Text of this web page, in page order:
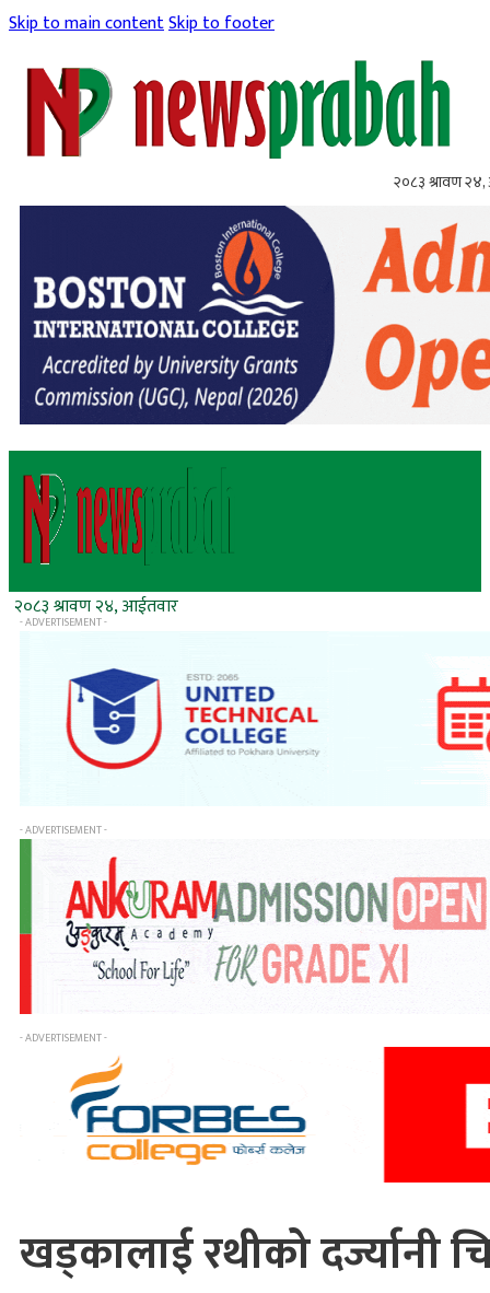
Skip to main contentSkip to footer
२०८३ श्रावण
२०८३ श्रावण २४, आईतवार
- ADVERTISEMENT -
- ADVERTISEMENT -
- ADVERTISEMENT -
खड्कालाई रथीको दर्ज्यानी